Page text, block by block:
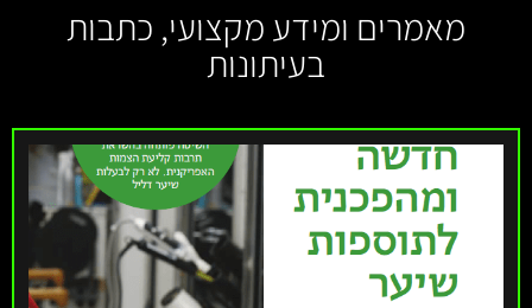
מאמרים ומידע מקצועי, כתבות
בעיתונות